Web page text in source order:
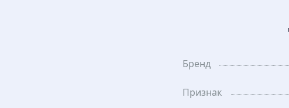
Бренд
Признак